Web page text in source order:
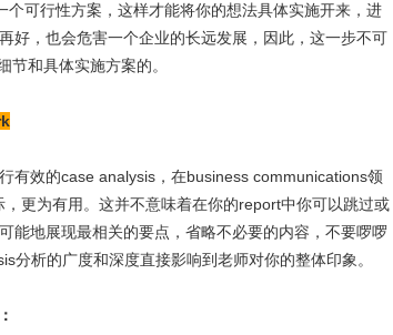
可行性方案，这样才能将你的想法具体实施开来，进
好，也会危害一个企业的长远发展，因此，这一步不可
和具体实施方案的。
有效的case analysis，在business communications领
更为有用。这并不意味着在你的report中你可以跳过或
能地展现最相关的要点，省略不必要的内容，不要啰啰
析的广度和深度直接影响到老师对你的整体印象。